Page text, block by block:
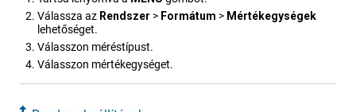
Válassza az Rend​szer > Formátum > Mérték​egységek
lehetőséget.
Válasszon méréstípust.
Válasszon mértékegységet.